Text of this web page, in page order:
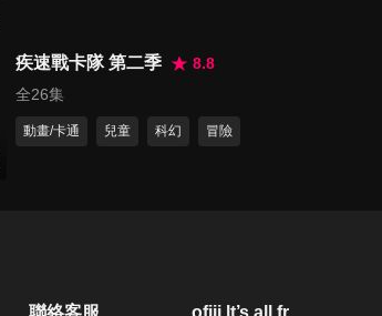
第252集 樂不思蜀的幽靈生活/
26分鐘
疾速戰卡隊 第二季
8.8
全26集
動畫/卡通 兒童 科幻 冒險
聯絡客服